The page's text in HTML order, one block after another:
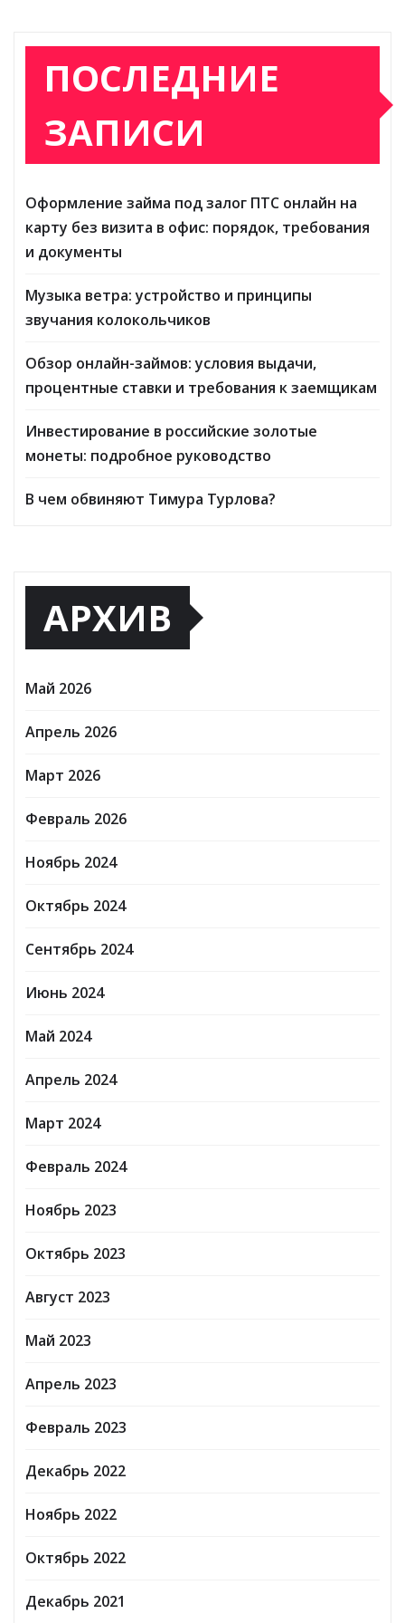
ПОСЛЕДНИЕ
ЗАПИСИ
Оформление займа под залог ПТС онлайн на
карту без визита в офис: порядок, требования
и документы
Музыка ветра: устройство и принципы
звучания колокольчиков
Обзор онлайн-займов: условия выдачи,
процентные ставки и требования к заемщикам
Инвестирование в российские золотые
монеты: подробное руководство
В чем обвиняют Тимура Турлова?
АРХИВ
Май 2026
Апрель 2026
Март 2026
Февраль 2026
Ноябрь 2024
Октябрь 2024
Сентябрь 2024
Июнь 2024
Май 2024
Апрель 2024
Март 2024
Февраль 2024
Ноябрь 2023
Октябрь 2023
Август 2023
Май 2023
Апрель 2023
Февраль 2023
Декабрь 2022
Ноябрь 2022
Октябрь 2022
Декабрь 2021